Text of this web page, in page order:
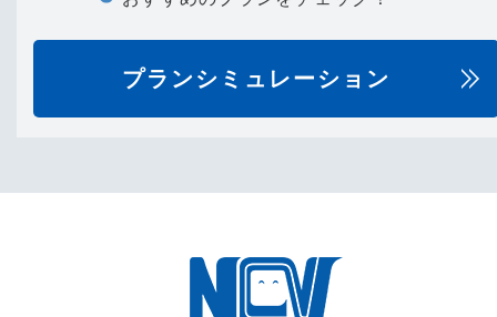
プランシミュレーション